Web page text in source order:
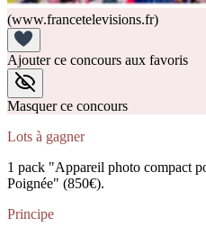
(www.francetelevisions.fr)
Ajouter ce concours aux favoris
Masquer ce concours
Lots à gagner
1 pack "Appareil photo compact
Poignée" (850€).
Principe